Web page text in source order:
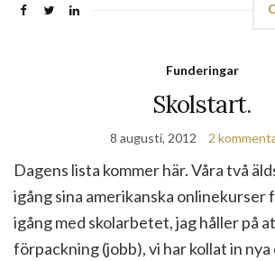
Funderingar
Skolstart.
8 augusti, 2012 2
Dagens lista kommer här. Våra två
igång sina amerikanska onlinekurser
igång med skolarbetet, jag håller på
förpackning (jobb), vi har kollat in